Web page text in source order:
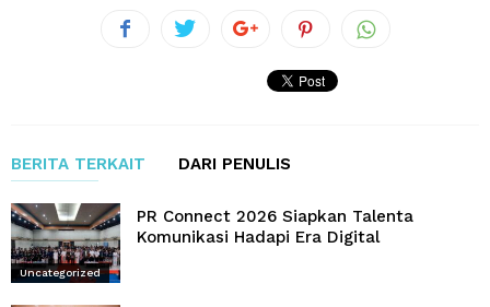
BERITA TERKAIT DARI PENULIS
Uncategorized
PR Connect 2026 Siapkan Talenta
Komunikasi Hadapi Era Digital